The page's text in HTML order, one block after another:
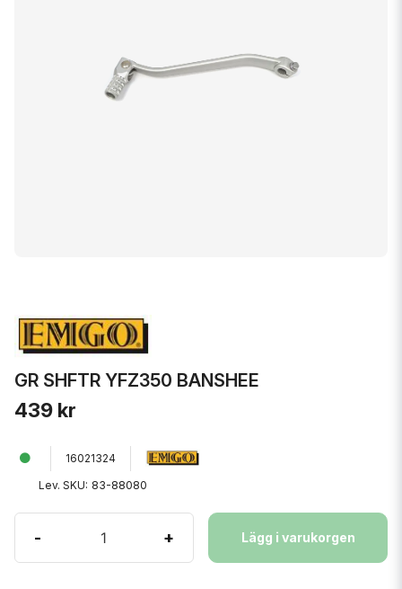
GR SHFTR YFZ350 BANSHEE
439 kr
16021324
Lev. SKU: 83-88080
- + Lägg i varukorgen